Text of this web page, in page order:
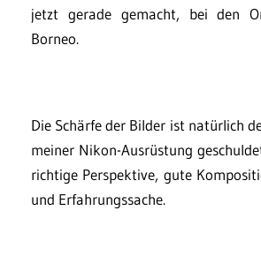
jetzt gerade gemacht, bei den
Borneo.
Die Schärfe der Bilder ist natürlich
meiner Nikon-Ausrüstung
richtige Perspektive, gute
und Erfahrungssache.